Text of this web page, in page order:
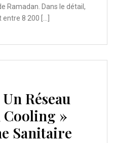
Ramadan. Dans le détail,
8 200 […]
Réseau
Cooling »
Sanitaire